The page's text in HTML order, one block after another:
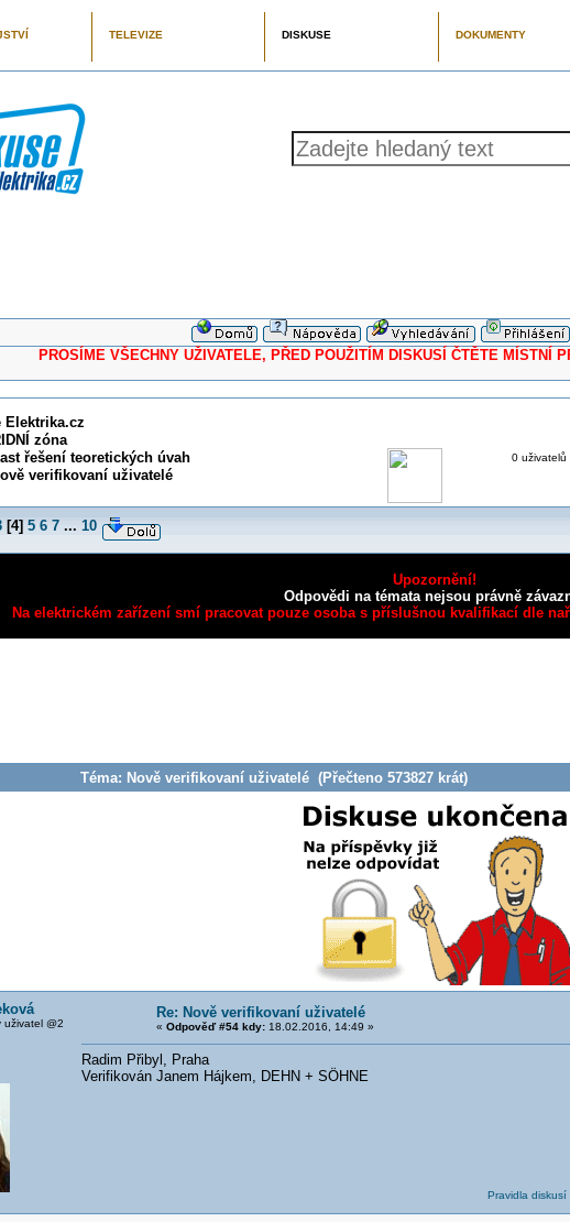
TELEVIZE DISKUSE DOKUMENTY
VŠECHNY UŽIVATELE, PŘED POUŽITÍM DISKUSÍ ČTĚTE MÍSTNÍ
Elektrika.cz
zóna
řešení teoretických úvah
verifikovaní uživatelé
0 uživatelů
[4] 5 6 7 ... 10
Upozornění!
Odpovědi na témata nejsou právně
Na elektrickém zařízení smí pracovat pouze osoba s příslušnou kvalifikací dle
Téma: Nově verifikovaní uživatelé (Přečteno 573827 krát)
uživatel @2
Re: Nově verifikovaní uživatelé
« Odpověď #54 kdy:18.02.2016, 14:49 »
Radim Přibyl, Praha
Verifikován Janem Hájkem, DEHN + SÖHNE
Pravidla diskusí